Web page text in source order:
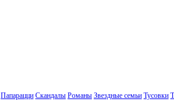
Папарацци Скандалы Романы Звездные семьи Тусовки